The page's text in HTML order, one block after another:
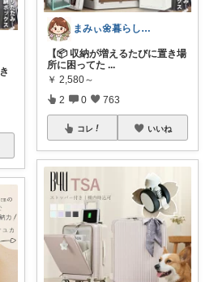
まみぃ🌼暮らしの便利グッズ｜毎日朝コレ
【📦 収納が増えるたびに置き場
所に困ってた ...
￥ 2,580～
2 0 763
コレ いいね